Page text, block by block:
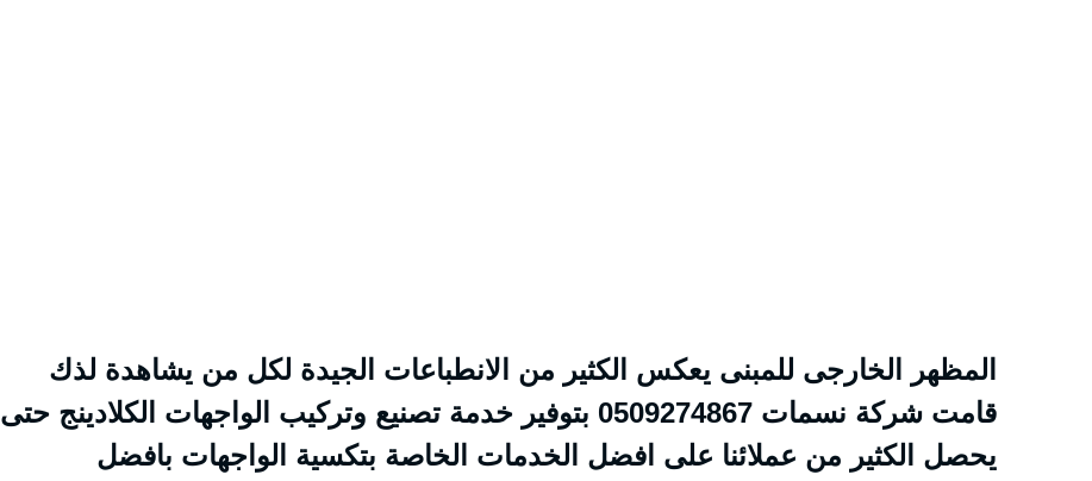
المظهر الخارجى للمبنى يعكس الكثير من الانطباعات الجيدة لكل من يشاهدة لذك
قامت شركة نسمات 0509274867 بتوفير خدمة تصنيع وتركيب الواجهات الكلادينج حتى
يحصل الكثير من عملائنا على افضل الخدمات الخاصة بتكسية الواجهات بافضل